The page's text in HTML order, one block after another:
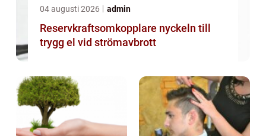
04 augusti 2026 admin
Reservkraftsomkopplare nyckeln till
trygg el vid strömavbrott